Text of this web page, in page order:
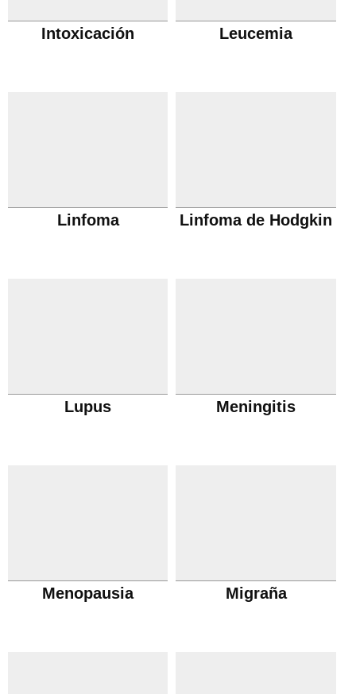
Intoxicación Leucemia
Linfoma Linfoma de Hodgkin
Lupus Meningitis
Menopausia Migraña